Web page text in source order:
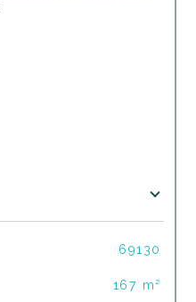
69130
167 m²